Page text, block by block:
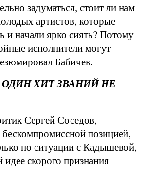
задуматься, стоит ли нам
артистов, которые
и начали ярко сиять? Потому
исполнители могут
Бабичев.
ОДИН ХИТ ЗВАНИЙ НЕ
Сергей Соседов,
позицией,
по ситуации с Кадышевой,
идее скорого признания